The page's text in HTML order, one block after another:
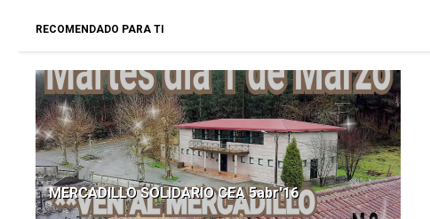
RECOMENDADO PARA TI
MERCADILLO SOLIDARIO CEA 5abr'16